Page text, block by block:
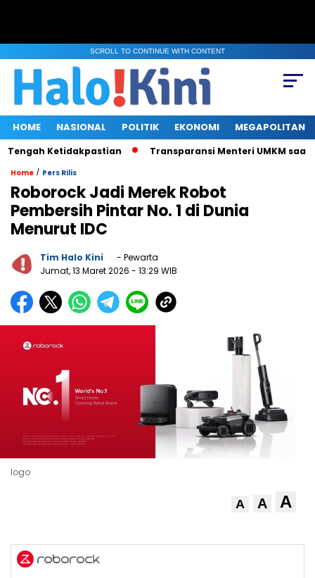
SCROLL TO CONTINUE WITH CONTENT
HOME NASIONAL POLITIK EKONOMI MEGAPOLITAN
Ketidakpastian Transparansi Menteri UMKM saat
Home / Pers Rilis
Roborock Jadi Merek Robot
Pembersih Pintar No. 1 di Dunia
Menurut IDC
Tim Halo Kini
- Pewarta
Jumat, 13 Maret 2026 - 13:29 WIB
logo
A A A